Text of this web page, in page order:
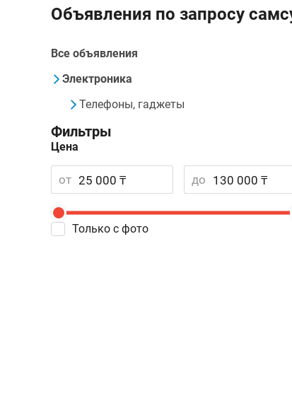
Объявления по запросу
Все объявления
Электроника
Телефоны, гаджеты
Фильтры
Цена
от до
Только с фото